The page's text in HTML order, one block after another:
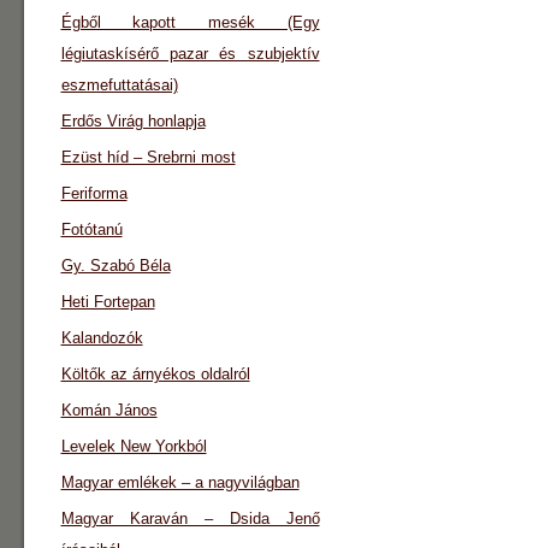
Égből kapott mesék (Egy
légiutaskísérő pazar és szubjektív
eszmefuttatásai)
Erdős Virág honlapja
Ezüst híd – Srebrni most
Feriforma
Fotótanú
Gy. Szabó Béla
Heti Fortepan
Kalandozók
Költők az árnyékos oldalról
Komán János
Levelek New Yorkból
Magyar emlékek – a nagyvilágban
Magyar Karaván – Dsida Jenő